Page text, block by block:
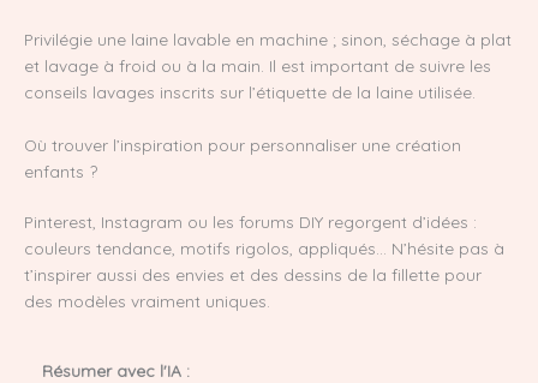
Privilégie une laine lavable en machine ; sinon, séchage à plat
et lavage à froid ou à la main. Il est important de suivre les
conseils lavages inscrits sur l’étiquette de la laine utilisée.
Où trouver l’inspiration pour personnaliser une création
enfants ?
Pinterest, Instagram ou les forums DIY regorgent d’idées :
couleurs tendance, motifs rigolos, appliqués… N’hésite pas à
t’inspirer aussi des envies et des dessins de la fillette pour
des modèles vraiment uniques.
Résumer avec l'IA :